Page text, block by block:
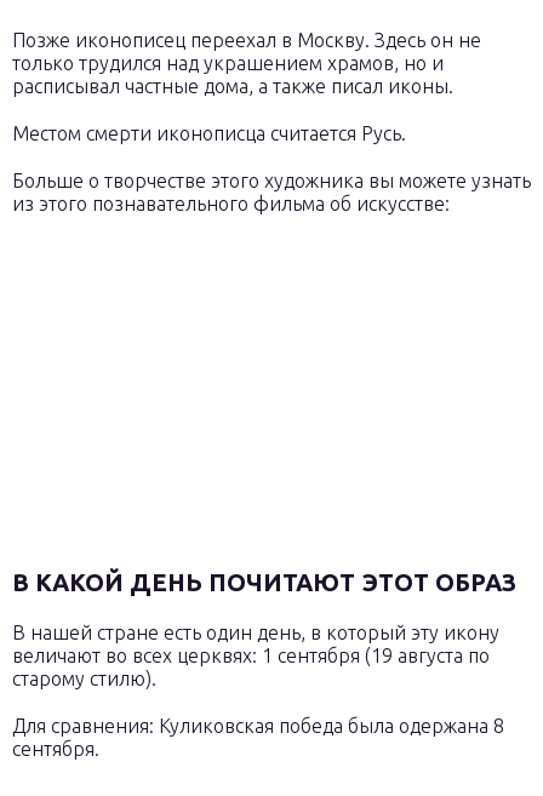
Позже иконописец переехал в Москву. Здесь он не
только трудился над украшением храмов, но и
расписывал частные дома, а также писал иконы.
Местом смерти иконописца считается Русь.
Больше о творчестве этого художника вы можете узнать
из этого познавательного фильма об искусстве:
В КАКОЙ ДЕНЬ ПОЧИТАЮТ ЭТОТ ОБРАЗ
В нашей стране есть один день, в который эту икону
величают во всех церквях: 1 сентября (19 августа по
старому стилю).
Для сравнения: Куликовская победа была одержана 8
сентября.